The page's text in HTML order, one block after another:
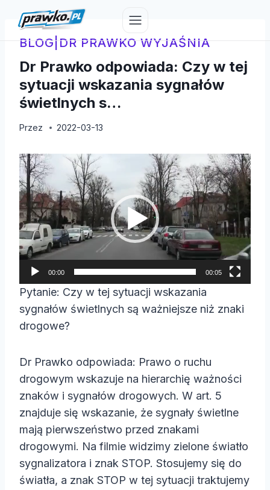
treściBLOG| DR PRAWKO WYJAŚNIA
Dr Prawko odpowiada: Czy w tej
sytuacji wskazania sygnałów
świetlnych s…
Przez 2022-03-13
O
d
t
w
a
r
c
z
v
d
e
o
00:00 00:05
Pytanie: Czy w tej sytuacji wskazania
sygnałów świetlnych są ważniejsze niż znaki
drogowe?
Dr Prawko odpowiada: Prawo o ruchu
drogowym wskazuje na hierarchię ważności
znaków i sygnałów drogowych. W art. 5
znajduje się wskazanie, że sygnały świetlne
mają pierwszeństwo przed znakami
drogowymi. Na filmie widzimy zielone światło
sygnalizatora i znak STOP. Stosujemy się do
światła, a znak STOP w tej sytuacji traktujemy